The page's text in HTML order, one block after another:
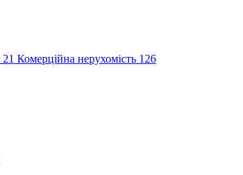
21 Комерційна нерухомість 126